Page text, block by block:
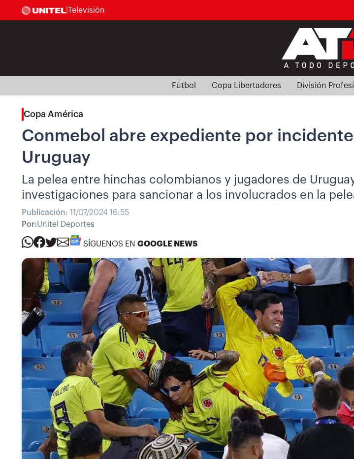
Televisión
Fútbol Copa Libertadores División
Copa América
Conmebol abre expediente por
Uruguay
La pelea entre hinchas colombianos y jugadores de
investigaciones para sancionar a los involucrados en la
Publicación: 11/07/2024 16:55
Por:Unitel Deportes
SÍGUENOS EN GOOGLE NEWS